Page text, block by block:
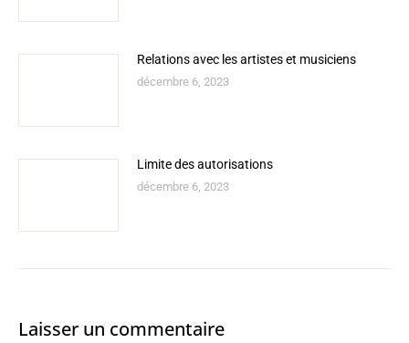
Relations avec les artistes et musiciens
décembre 6, 2023
Limite des autorisations
décembre 6, 2023
Laisser un commentaire